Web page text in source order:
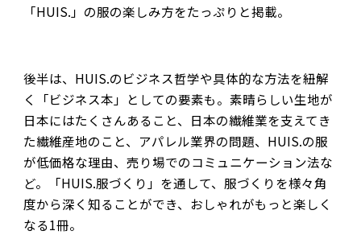
「HUIS.」の服の楽しみ方をたっぷりと掲載。
後半は、HUIS.のビジネス哲学や具体的な方法を紐解
く「ビジネス本」としての要素も。素晴らしい生地が
日本にはたくさんあること、日本の繊維業を支えてき
た繊維産地のこと、アパレル業界の問題、HUIS.の服
が低価格な理由、売り場でのコミュニケーション法な
ど。「HUIS.服づくり」を通して、服づくりを様々角
度から深く知ることができ、おしゃれがもっと楽しく
なる1冊。